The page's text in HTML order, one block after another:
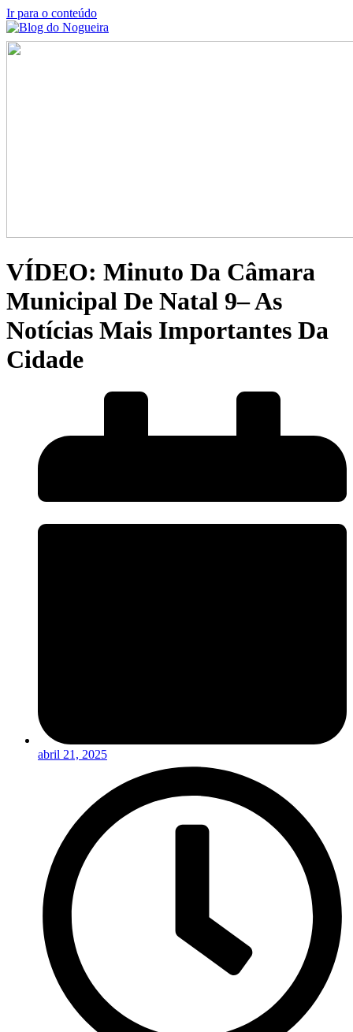
Ir para o conteúdo
VÍDEO: Minuto Da Câmara
Municipal De Natal 9– As
Notícias Mais Importantes Da
Cidade
abril 21, 2025